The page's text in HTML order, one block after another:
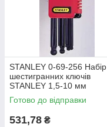
STANLEY 0-69-256 Набір
шестигранних ключів
STANLEY 1,5-10 мм
Готово до відправки
531,78 ₴